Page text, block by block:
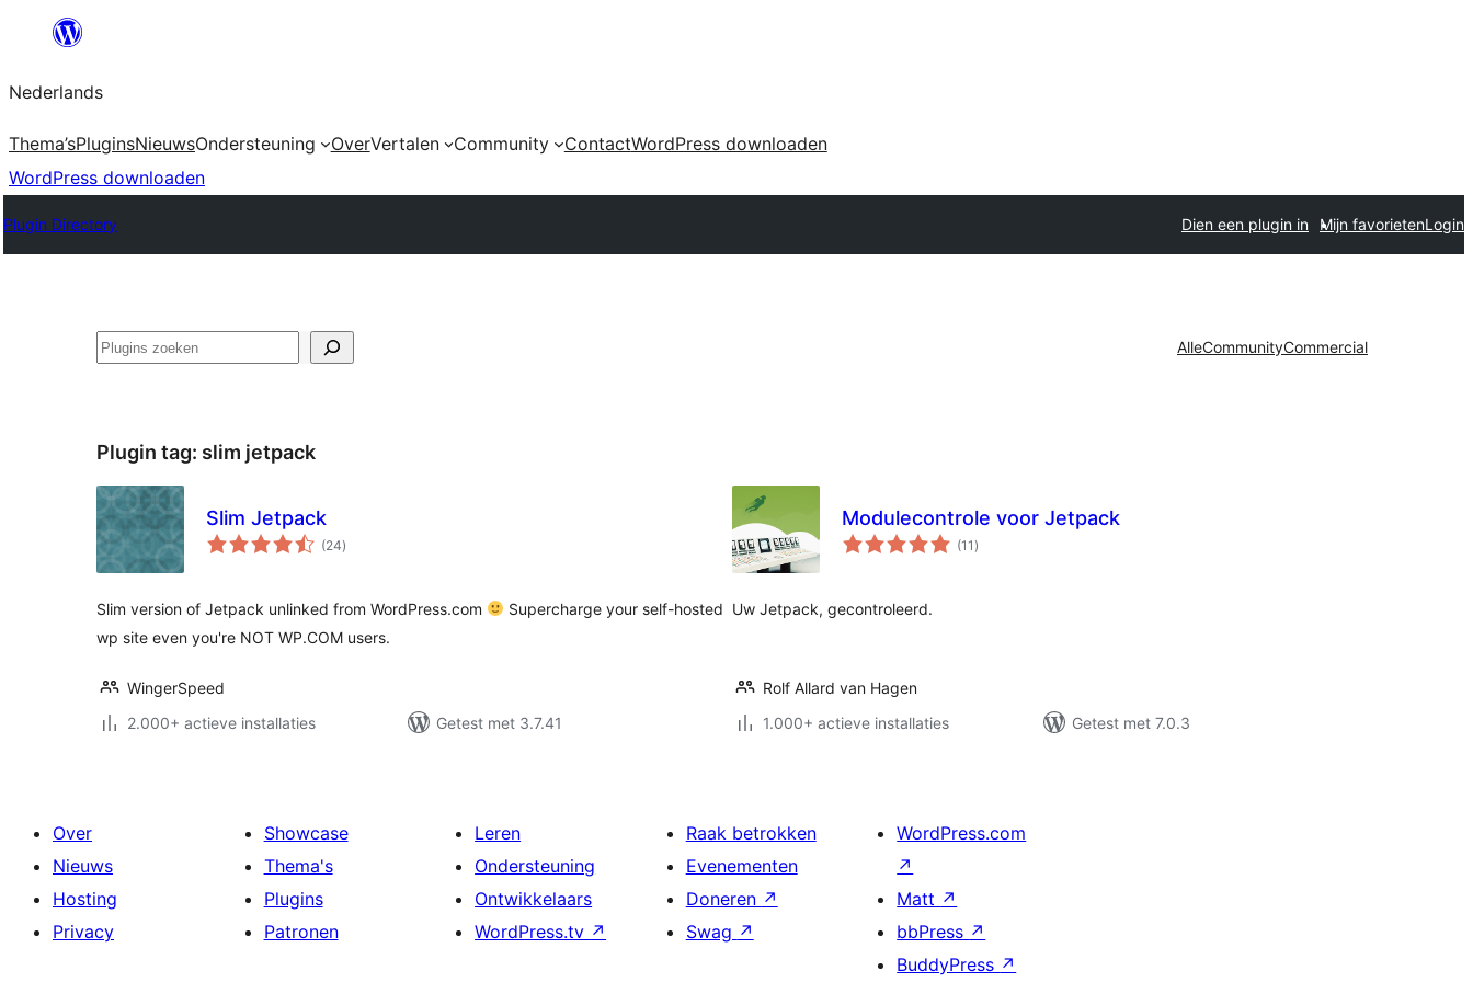
de
inhoud
Nederlands
Thema’sPluginsNieuwsOndersteuning OverVertalen Community ContactWordPress downloaden
WordPress downloaden
Plugin Directory Dien een plugin in Mijn favorietenLogin
Zoeken AlleCommunityCommercial
Plugin tag: slim jetpack
Slim Jetpack
(24totaal
waarderingen
)
Slim version of Jetpack unlinked from WordPress.com
Supercharge your self-hosted
wp site even you're NOT WP.COM users.
WingerSpeed
2.000+ actieve installaties
Getest met 3.7.41
Modulecontrole voor Jetpack
(11 totaal
waarderingen
)
Uw Jetpack, gecontroleerd.
Rolf Allard van Hagen
1.000+ actieve installaties
Getest met 7.0.3
Over
Nieuws
Hosting
Privacy
Showcase
Thema's
Plugins
Patronen
Leren
Ondersteuning
Ontwikkelaars
WordPress.tv ↗
Raak betrokken
Evenementen
Doneren ↗
Swag ↗
WordPress.com
↗
Matt ↗
bbPress ↗
BuddyPress ↗